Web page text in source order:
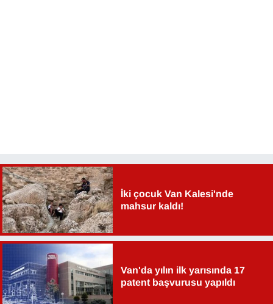
İki çocuk Van Kalesi'nde
mahsur kaldı!
Van'da yılın ilk yarısında 17
patent başvurusu yapıldı